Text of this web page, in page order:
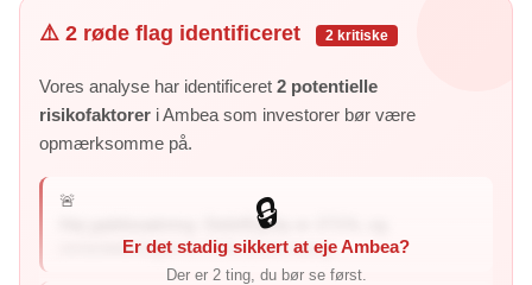
⚠️ 2 røde flag identificeret 2 kritiske
Vores analyse har identificeret 2 potentielle
risikofaktorer i Ambea som investorer bør være
opmærksomme på.
🚨
Høj gældssætning: Debt/Equity er 271%, og
rentedækningen er 2,0× (hvor mang...
🔒
Er det stadig sikkert at eje Ambea?
Der er 2 ting, du bør se først.